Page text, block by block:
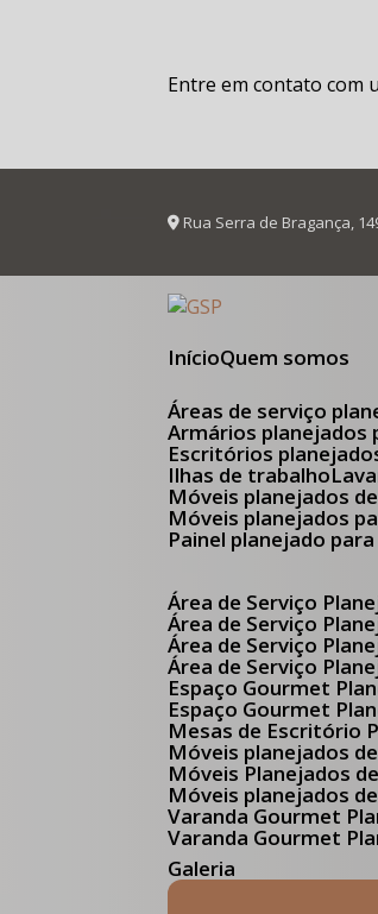
Entre em contato com
Rua Serra de Bragança,
Início Quem somos
Áreas de serviço
Armários
Escritórios
Ilhas de trabalho
Móveis planejados
Móveis planejados
Painel planejado
Área de Serviço
Área de Serviço
Área de Serviço
Área de Serviço
Espaço Gourmet
Espaço Gourmet
Mesas de
Móveis planejados
Móveis Planejados
Móveis planejados
Varanda Gourmet
Varanda Gourmet
Galeria